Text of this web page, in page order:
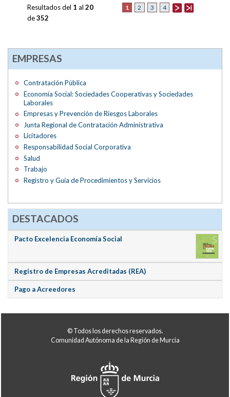
1 2 3 4
Resultados del 1 al20
de352
EMPRESAS
Contratación Pública
Economía Social: Sociedades Cooperativas y Sociedades
Laborales
Empresas y Prevención de Riesgos Laborales
Junta Regional de Contratación Administrativa
Licitadores
Responsabilidad Social Corporativa
Salud
Trabajo
Registro y Guía de Procedimientos y Servicios
DESTACADOS
Pacto Excelencia Economía Social
Registro de Empresas Acreditadas (REA)
Pago a Acreedores
© Todos los derechos reservados.
Comunidad Autónoma de la Región de Murcia